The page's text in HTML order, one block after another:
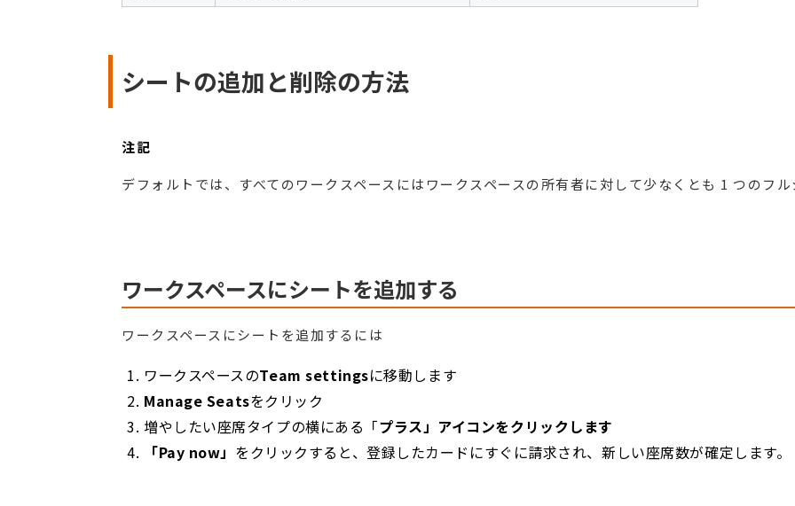
シートの追加と削除の方法
注記
デフォルトでは、すべてのワークスペースにはワークスペースの所有者に対して少なくとも 1 つのフル
ワークスペースにシートを追加する
ワークスペースにシートを追加するには
ワークスペースのTeam settingsに移動します
Manage Seatsをクリック
増やしたい座席タイプの横にある「プラス」アイコンをクリックします
「Pay now」 をクリックすると、登録したカードにすぐに請求され、新しい座席数が確定します。